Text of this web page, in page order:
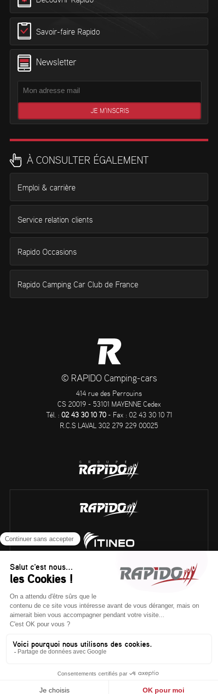
Savoir-faire Rapido
Newsletter
À CONSULTER ÉGALEMENT
Emploi & carrière
Service relation clients
Rapido Occasions
Rapido Camping Car Club de France
© RAPIDO Camping-cars
414 rue des Perrouins
CS 20019 - 53101 MAYENNE Cedex
Tél. : 02 43 30 10 70- Fax : 02 43 30 10 71
R.C.S LAVAL 302 279 229 00025
Plan du site